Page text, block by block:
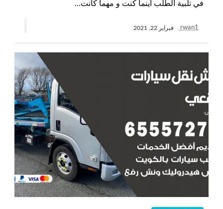
في تلبية الطلب أينما كنت و مهما كانت…
rwan1 فبراير 22, 2021